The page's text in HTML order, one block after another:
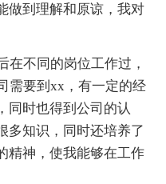
做到理解和原谅，我对
在不同的岗位工作过，
需要到xx，有一定的经
同时也得到公司的认
多知识，同时还培养了
精神，使我能够在工作